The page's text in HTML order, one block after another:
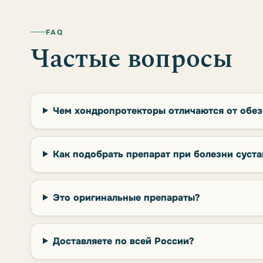
FAQ
Частые вопросы
Чем хондропротекторы отличаются от
Как подобрать препарат при болезни
Это оригинальные препараты?
Доставляете по всей России?